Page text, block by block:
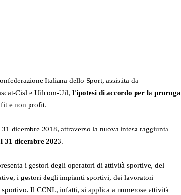
Italiana dello Sport, assistita da
Cisl e Uilcom-Uil, l’ipotesi di accordo per la proroga
e non profit.
dicembre 2018, attraverso la nuova intesa raggiunta
31 dicembre 2023.
i gestori degli operatori di attività sportive, del
i gestori degli impianti sportivi, dei lavoratori
Il CCNL, infatti, si applica a numerose attività